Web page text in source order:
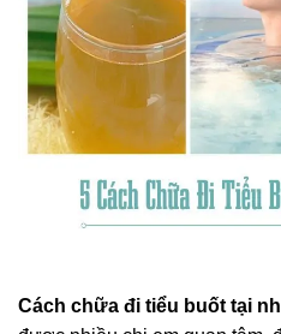
Cách chữa đi tiểu buốt tại